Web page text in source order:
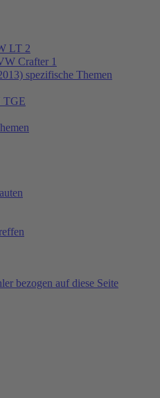
LT 2
Crafter 1
spezifische Themen
bezogen auf diese Seite